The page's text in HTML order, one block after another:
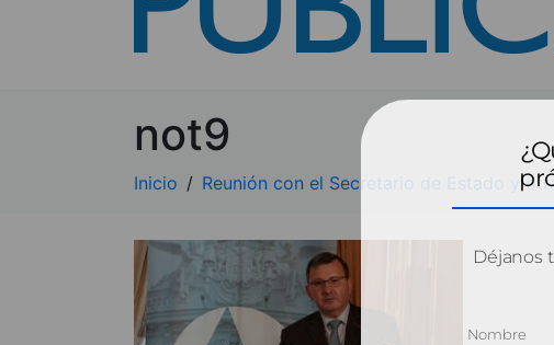
not9
Inicio Reunión con el Secretario de Estado y
Déjanos